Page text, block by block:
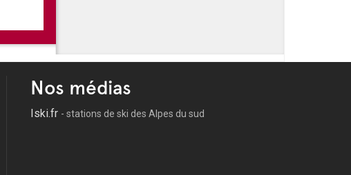
Nos médias
Iski.fr - stations de ski des Alpes du sud